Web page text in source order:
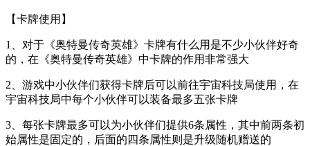
【卡牌使用】
1、对于《奥特曼传奇英雄》卡牌有什么用是不少小伙伴好奇
的，在《奥特曼传奇英雄》中卡牌的作用非常强大
2、游戏中小伙伴们获得卡牌后可以前往宇宙科技局使用，在
宇宙科技局中每个小伙伴可以装备最多五张卡牌
3、每张卡牌最多可以为小伙伴们提供6条属性，其中前两条初
始属性是固定的，后面的四条属性则是升级随机赠送的